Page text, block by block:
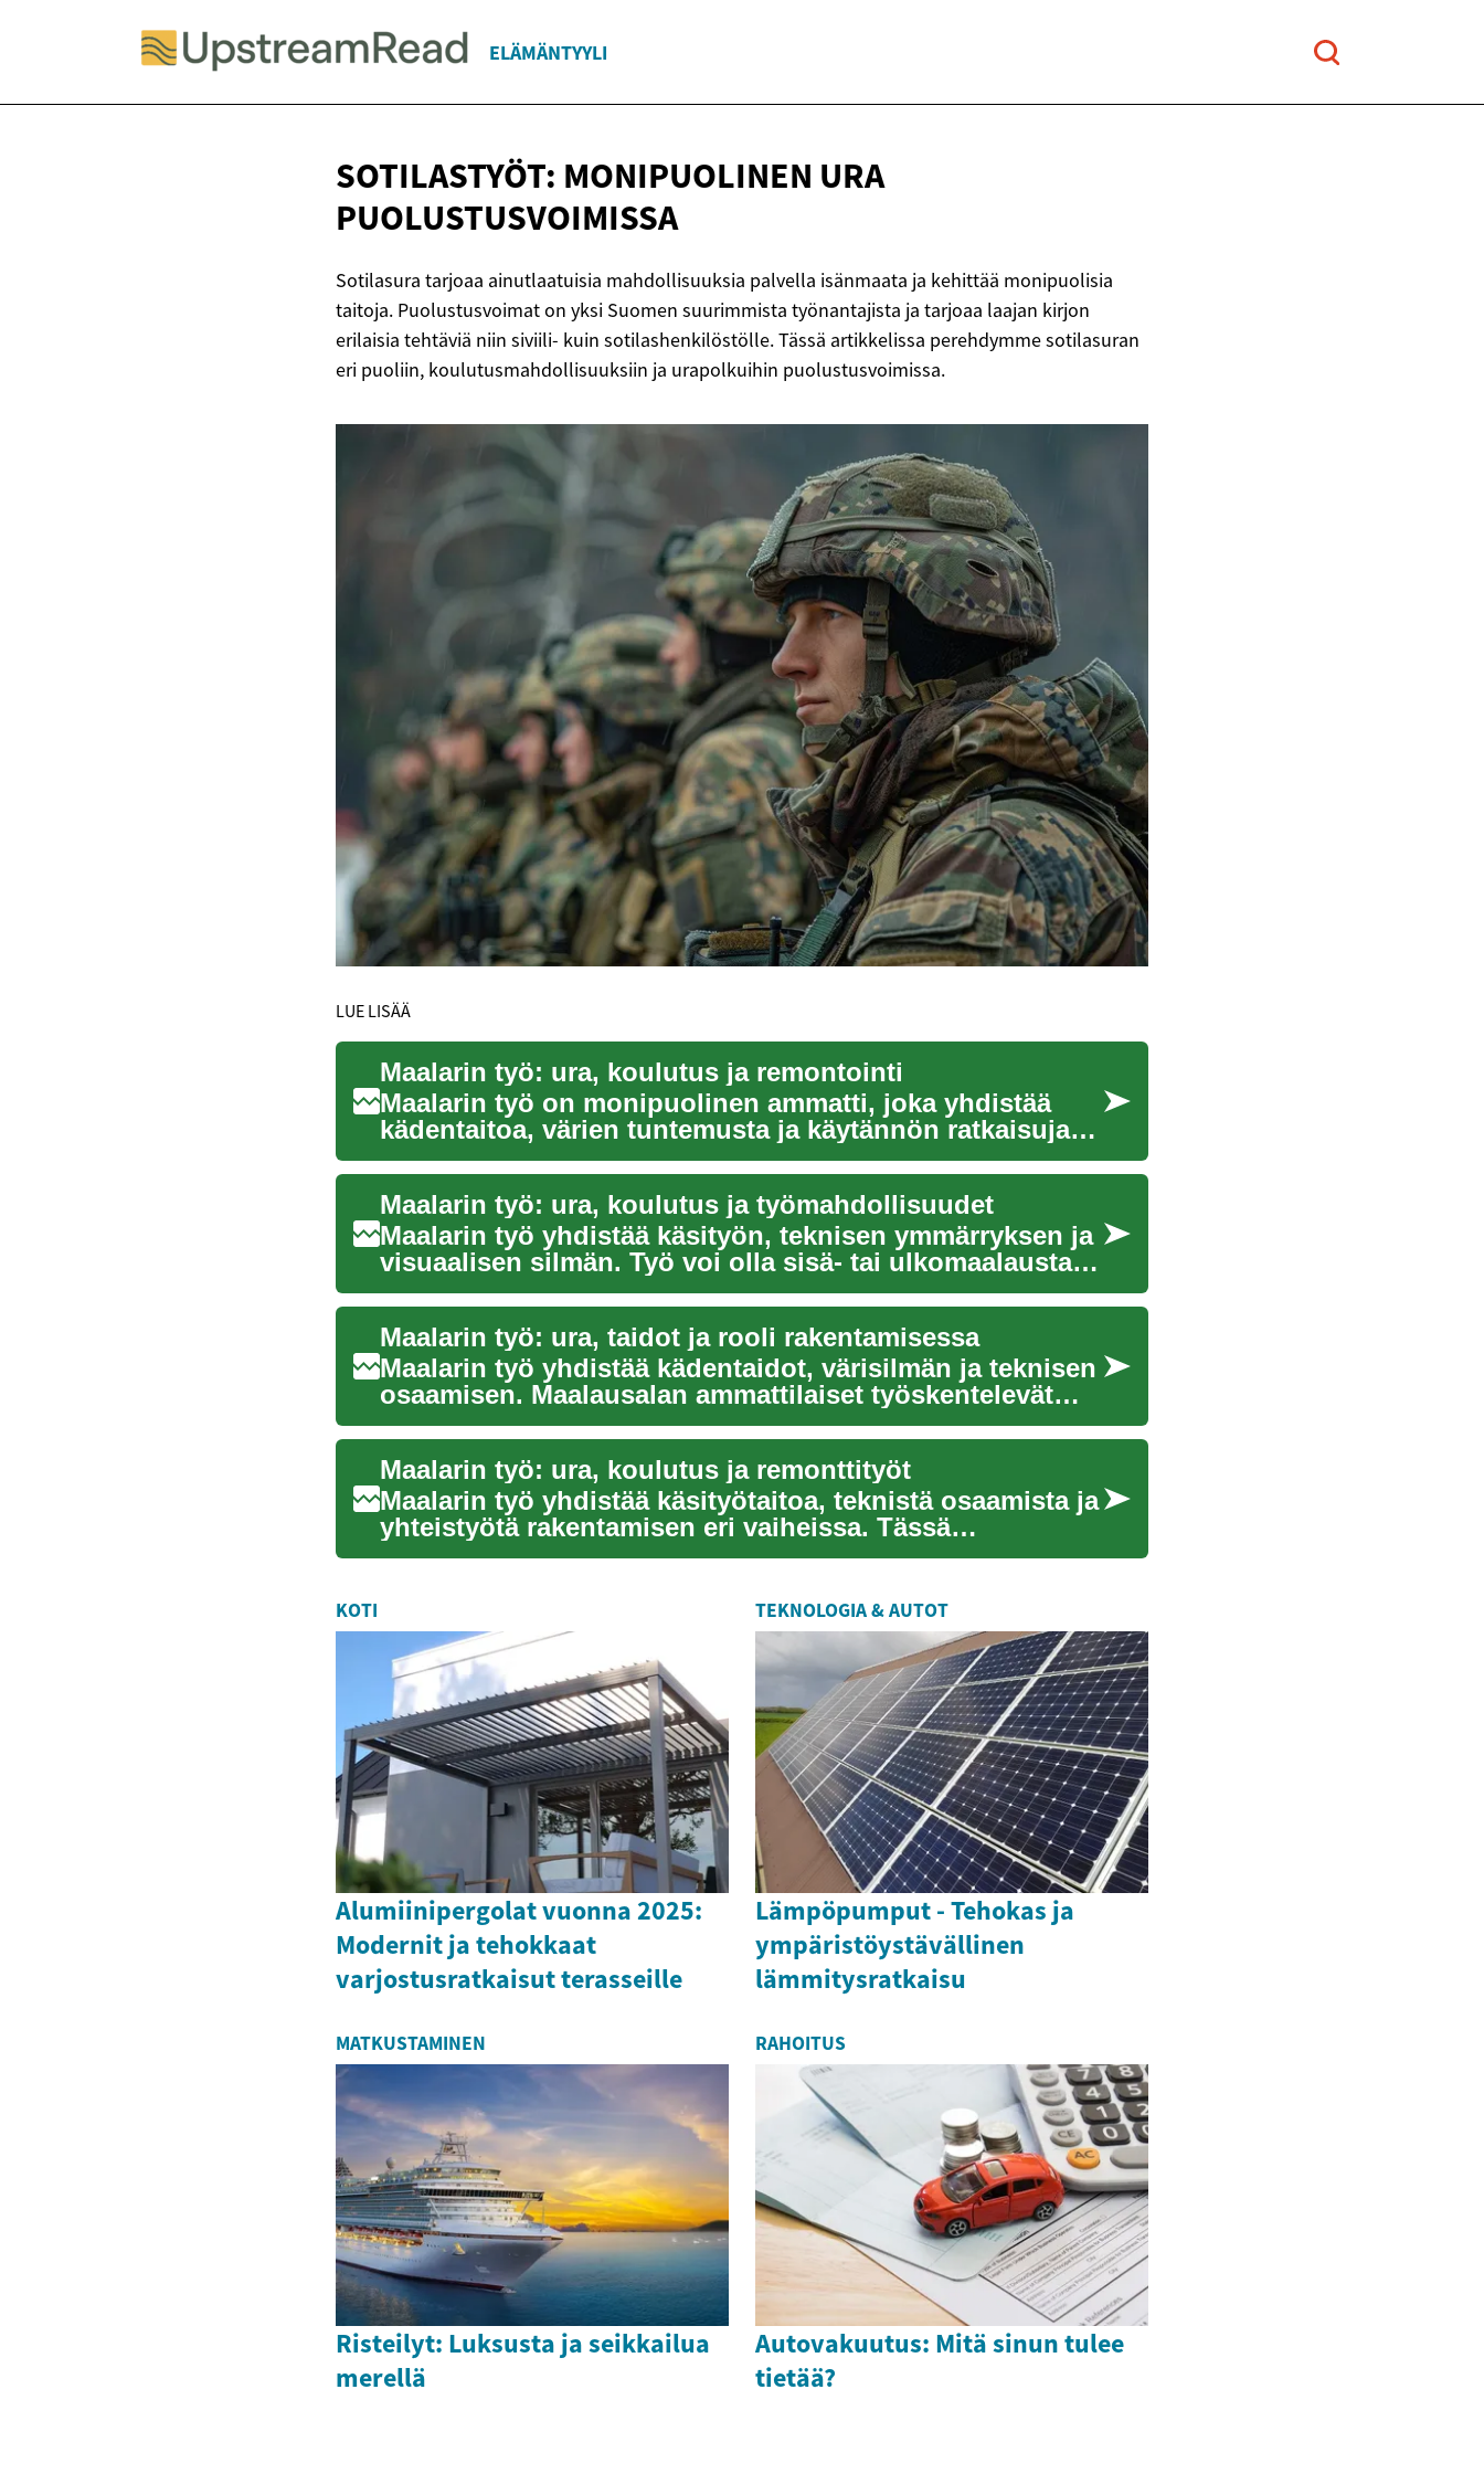
ELÄMÄNTYYLI
SOTILASTYÖT: MONIPUOLINEN URA
PUOLUSTUSVOIMISSA
Sotilasura tarjoaa ainutlaatuisia mahdollisuuksia palvella isänmaata ja kehittää monipuolisia
taitoja. Puolustusvoimat on yksi Suomen suurimmista työnantajista ja tarjoaa laajan kirjon
erilaisia tehtäviä niin siviili- kuin sotilashenkilöstölle. Tässä artikkelissa perehdymme sotilasuran
eri puoliin, koulutusmahdollisuuksiin ja urapolkuihin puolustusvoimissa.
LUE LISÄÄ
Maalarin työ: ura, koulutus ja remontointi
Maalarin työ on monipuolinen ammatti, joka yhdistää
kädentaitoa, värien tuntemusta ja käytännön ratkaisuja
rakennukse...
Maalarin työ: ura, koulutus ja työmahdollisuudet
Maalarin työ yhdistää käsityön, teknisen ymmärryksen ja
visuaalisen silmän. Työ voi olla sisä- tai ulkomaalausta,
pin...
Maalarin työ: ura, taidot ja rooli rakentamisessa
Maalarin työ yhdistää kädentaidot, värisilmän ja teknisen
osaamisen. Maalausalan ammattilaiset työskentelevät
sekä uu...
Maalarin työ: ura, koulutus ja remonttityöt
Maalarin työ yhdistää käsityötaitoa, teknistä osaamista ja
yhteistyötä rakentamisen eri vaiheissa. Tässä
artikkelissa...
KOTI
Alumiinipergolat vuonna 2025:
Modernit ja tehokkaat
varjostusratkaisut terasseille
TEKNOLOGIA & AUTOT
Lämpöpumput - Tehokas ja
ympäristöystävällinen
lämmitysratkaisu
MATKUSTAMINEN
Risteilyt: Luksusta ja seikkailua
merellä
RAHOITUS
Autovakuutus: Mitä sinun tulee
tietää?